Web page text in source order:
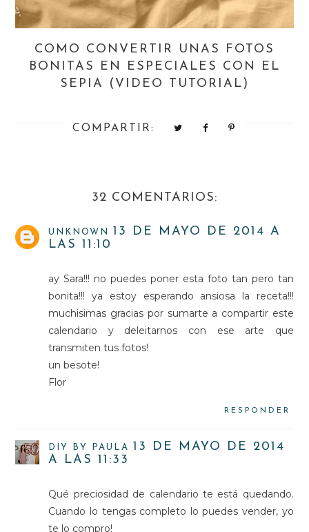
COMO CONVERTIR UNAS FOTOS
BONITAS EN ESPECIALES CON EL
SEPIA (VIDEO TUTORIAL)
COMPARTIR:
32 COMENTARIOS:
UNKNOWN
13 DE MAYO DE 2014 A
LAS 11:10
ay Sara!!! no puedes poner esta foto tan pero tan
bonita!!! ya estoy esperando ansiosa la receta!!!
muchisimas gracias por sumarte a compartir este
calendario y deleitarnos con ese arte que
transmiten tus fotos!
un besote!
Flor
RESPONDER
DIY BY PAULA
13 DE MAYO DE 2014
A LAS 11:33
Qué preciosidad de calendario te está quedando.
Cuando lo tengas completo lo puedes vender, yo
te lo compro!